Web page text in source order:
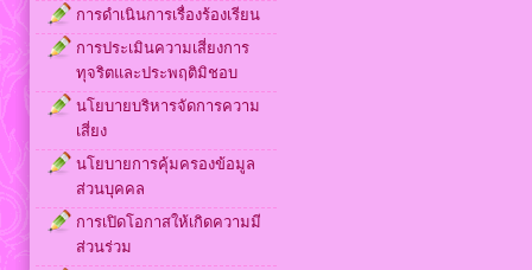
การดำเนินการเรื่องร้องเรียน
การประเมินความเสี่ยงการ
ทุจริตและประพฤติมิชอบ
นโยบายบริหารจัดการความ
เสี่ยง
นโยบายการคุ้มครองข้อมูล
ส่วนบุคคล
การเปิดโอกาสให้เกิดความมี
ส่วนร่วม